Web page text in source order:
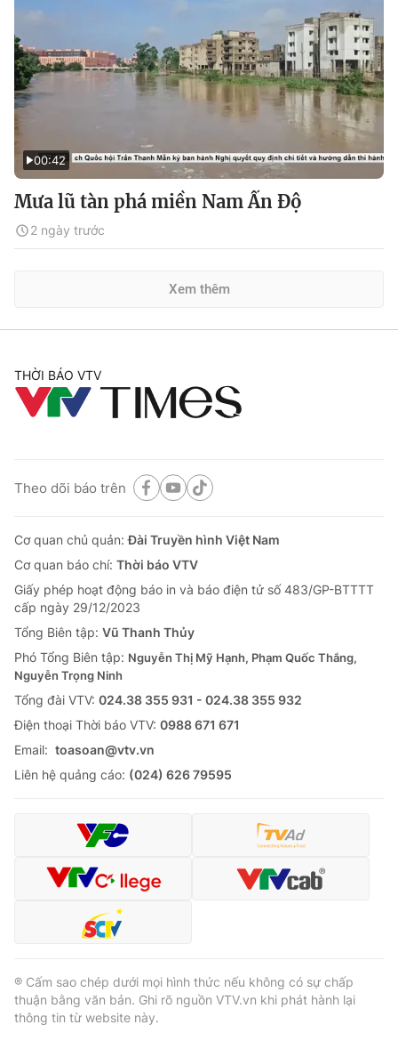
00:42
Mưa lũ tàn phá miền Nam Ấn Độ
2 ngày trước
Xem thêm
THỜI BÁO VTV
Theo dõi báo trên
Cơ quan chủ quản:Đài Truyền hình Việt Nam
Cơ quan báo chí: Thời báo VTV
Giấy phép hoạt động báo in và báo điện tử số 483/GP-BTTTT
cấp ngày 29/12/2023
Tổng Biên tập: Vũ Thanh Thủy
Phó Tổng Biên tập: Nguyễn Thị Mỹ Hạnh, Phạm Quốc Thắng,
Nguyễn Trọng Ninh
Tổng đài VTV: 024.38 355 931 - 024.38 355 932
Ðiện thoại Thời báo VTV: 0988 671 671
Email: toasoan@vtv.vn
Liên hệ quảng cáo: (024) 626 79595
® Cấm sao chép dưới mọi hình thức nếu không có sự chấp
thuận bằng văn bản. Ghi rõ nguồn VTV.vn khi phát hành lại
thông tin từ website này.